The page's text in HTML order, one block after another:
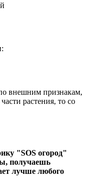
внешним признакам,
растения, то со
"SOS огород"
получаешь
лучше любого